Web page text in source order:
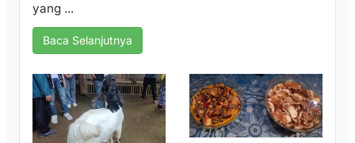
yang ...
Baca Selanjutnya